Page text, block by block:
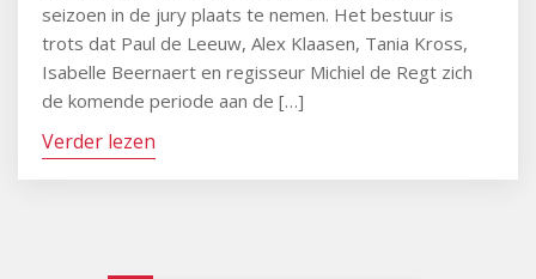
seizoen in de jury plaats te nemen. Het bestuur is
trots dat Paul de Leeuw, Alex Klaasen, Tania Kross,
Isabelle Beernaert en regisseur Michiel de Regt zich
de komende periode aan de […]
Verder lezen